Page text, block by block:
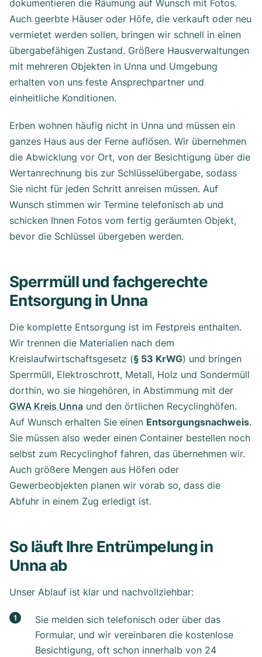
dokumentieren die Räumung auf Wunsch mit Fotos.
Auch geerbte Häuser oder Höfe, die verkauft oder neu
vermietet werden sollen, bringen wir schnell in einen
übergabefähigen Zustand. Größere Hausverwaltungen
mit mehreren Objekten in Unna und Umgebung
erhalten von uns feste Ansprechpartner und
einheitliche Konditionen.
Erben wohnen häufig nicht in Unna und müssen ein
ganzes Haus aus der Ferne auflösen. Wir übernehmen
die Abwicklung vor Ort, von der Besichtigung über die
Wertanrechnung bis zur Schlüsselübergabe, sodass
Sie nicht für jeden Schritt anreisen müssen. Auf
Wunsch stimmen wir Termine telefonisch ab und
schicken Ihnen Fotos vom fertig geräumten Objekt,
bevor die Schlüssel übergeben werden.
Sperrmüll und fachgerechte
Entsorgung in Unna
Die komplette Entsorgung ist im Festpreis enthalten.
Wir trennen die Materialien nach dem
Kreislaufwirtschaftsgesetz (§ 53 KrWG) und bringen
Sperrmüll, Elektroschrott, Metall, Holz und Sondermüll
dorthin, wo sie hingehören, in Abstimmung mit der
GWA Kreis Unna und den örtlichen Recyclinghöfen.
Auf Wunsch erhalten Sie einen Entsorgungsnachweis.
Sie müssen also weder einen Container bestellen noch
selbst zum Recyclinghof fahren, das übernehmen wir.
Auch größere Mengen aus Höfen oder
Gewerbeobjekten planen wir vorab so, dass die
Abfuhr in einem Zug erledigt ist.
So läuft Ihre Entrümpelung in
Unna ab
Unser Ablauf ist klar und nachvollziehbar:
Sie melden sich telefonisch oder über das
Formular, und wir vereinbaren die kostenlose
Besichtigung, oft schon innerhalb von 24